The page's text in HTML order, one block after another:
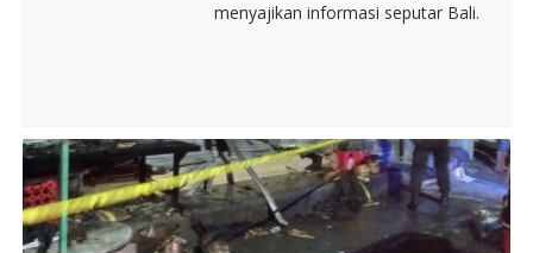
menyajikan informasi seputar Bali.